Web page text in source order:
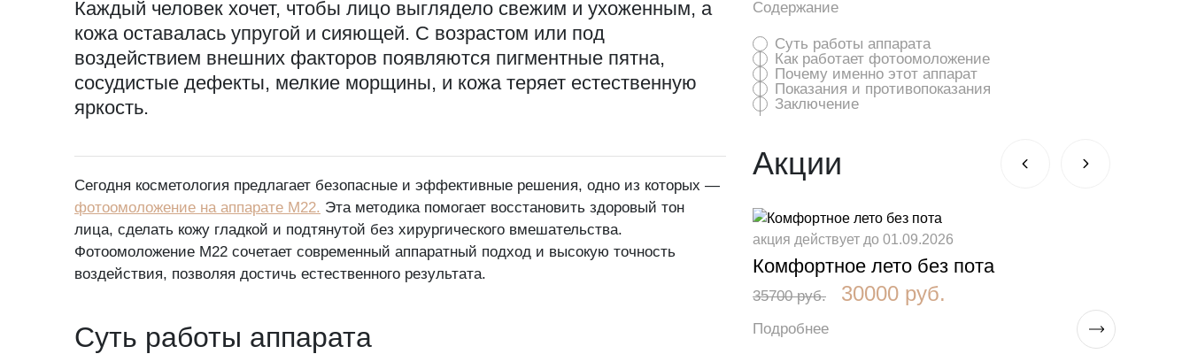
Каждый человек хочет, чтобы лицо выглядело свежим и ухоженным, а
кожа оставалась упругой и сияющей. С возрастом или под
воздействием внешних факторов появляются пигментные пятна,
сосудистые дефекты, мелкие морщины, и кожа теряет естественную
яркость.
Сегодня косметология предлагает безопасные и эффективные решения, одно из которых —
фотоомоложение на аппарате M22. Эта методика помогает восстановить здоровый тон
лица, сделать кожу гладкой и подтянутой без хирургического вмешательства.
Фотоомоложение M22 сочетает современный аппаратный подход и высокую точность
воздействия, позволяя достичь естественного результата.
Суть работы аппарата
Содержание
Суть работы аппарата
Как работает фотоомоложение
Почему именно этот аппарат
Показания и противопоказания
Заключение
Акции
акция действует до 01.09.2026
Комфортное лето без пота
35700 руб. 30000 руб.
Подробнее
Запишитесь на
консультацию!
Если возникли вопросы, мы с радостью, и в самые короткие